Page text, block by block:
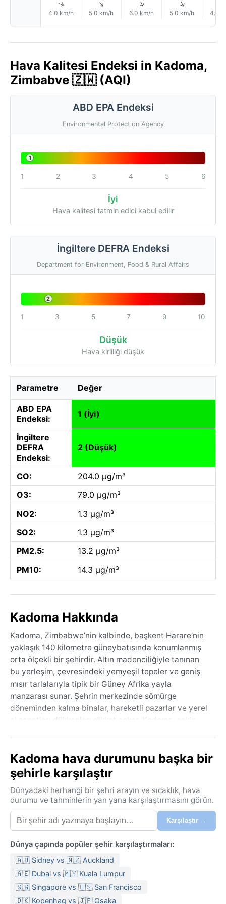
↑
4.0 km/h
↑
5.0 km/h
↑
6.0 km/h
↑
5.0 km/h 4.0
Hava Kalitesi Endeksi in Kadoma,
Zimbabve 🇿🇼 (AQI)
ABD EPA Endeksi
Environmental Protection Agency
1
1 2 3 4 5 6
İyi
Hava kalitesi tatmin edici kabul edilir
İngiltere DEFRA Endeksi
Department for Environment, Food & Rural Affairs
2
1 3 5 7 9 10
Düşük
Hava kirliliği düşük
Parametre Değer
ABD EPA
Endeksi:
1 (İyi)
İngiltere
DEFRA
Endeksi:
2 (Düşük)
CO:
204.0 µg/m³
O3:
79.0 µg/m³
NO2:
1.3 µg/m³
SO2:
1.3 µg/m³
PM2.5:
13.2 µg/m³
PM10:
14.3 µg/m³
Kadoma Hakkında
Kadoma, Zimbabwe’nin kalbinde, başkent Harare’nin
yaklaşık 140 kilometre güneybatısında konumlanmış
orta ölçekli bir şehirdir. Altın madenciliğiyle tanınan
bu yerleşim, çevresindeki yemyeşil tepeler ve geniş
mısır tarlalarıyla tipik bir Güney Afrika yayla
manzarası sunar. Şehrin merkezinde sömürge
döneminden kalma binalar, hareketli pazarlar ve yerel
el sanatları dükkanları dikkat çeker. Kadoma, sakin
doğal koruma alanları doğaseverler için kaçamak
noktalarıdır.
Kadoma, Köppen sınıflandırmasına göre Cwa iklimine
sahiptir: kışları kuru, yazları sıcak ve nemli bir
subtropikal iklim. Nisan’dan Kasım’a kadar uzanan
kurak dönemde günler güneşli ve ılık geçer, ancak
haziran ve temmuzda gece sıcaklıkları 7°C’ye kadar
düşebilir. Yaz ayları (Aralık–Mart) ise 30°C’yi bulan
sıcaklıklar ve yüksek nemle karakterizedir; kasım ve
aralıkta başlayan yağışlar şiddetli sağanaklarla gelir.
Yıllık ortalama 800 mm yağışın büyük kısmı yaz
aylarına sıkışır. Seyahat için ince pamuklu kıyafetler,
Kadoma hava durumunu başka bir
şehirle karşılaştır
Dünyadaki herhangi bir şehri arayın ve sıcaklık, hava
durumu ve tahminlerin yan yana karşılaştırmasını görün.
Karşılaştır →
Dünya çapında popüler şehir karşılaştırmaları:
🇦🇺 Sidney vs 🇳🇿 Auckland
🇦🇪 Dubai vs 🇲🇾 Kuala Lumpur
🇸🇬 Singapore vs 🇺🇸 San Francisco
🇩🇰 Kopenhag vs 🇯🇵 Osaka